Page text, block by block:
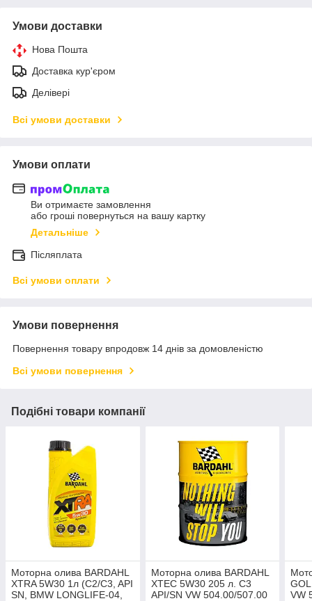
Умови доставки
Нова Пошта
Доставка кур'єром
Делівері
Всі умови доставки
Умови оплати
Ви отримаєте замовлення
або гроші повернуться на вашу картку
Детальніше
Післяплата
Всі умови оплати
Умови повернення
Повернення товару впродовж 14 днів за домовленістю
Всі умови повернення
Подібні товари компанії
Моторна олива BARDAHL
XTRA 5W30 1л (C2/C3, API
SN, BMW LONGLIFE-04,
Моторна олива BARDAHL
XTEC 5W30 205 л. C3
API/SN VW 504.00/507.00
VW